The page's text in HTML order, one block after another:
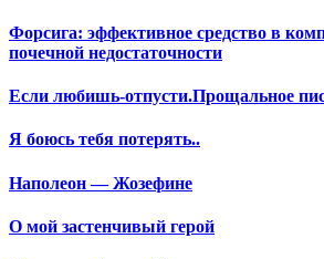
Форсига: эффективное средство в
почечной недостаточности
Если любишь-отпусти.Прощальное
Я боюсь тебя потерять..
Наполеон — Жозефине
О мой застенчивый герой